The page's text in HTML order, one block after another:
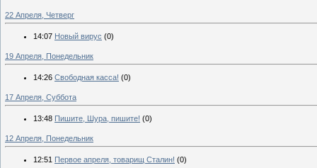
22 Апреля, Четверг
14:07 Новый вирус (0)
19 Апреля, Понедельник
14:26 Свободная касса! (0)
17 Апреля, Суббота
13:48 Пишите, Шура, пишите! (0)
12 Апреля, Понедельник
12:51 Первое апреля, товарищ Сталин! (0)